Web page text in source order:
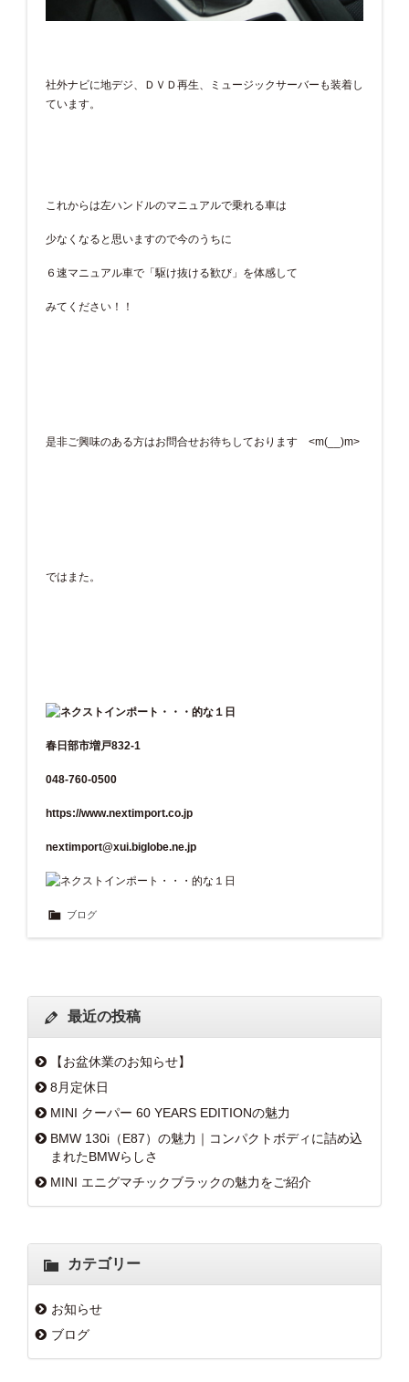
社外ナビに地デジ、ＤＶＤ再生、ミュージックサーバーも装着し
ています。
これからは左ハンドルのマニュアルで乗れる車は
少なくなると思いますので今のうちに
６速マニュアル車で「駆け抜ける歓び」を体感して
みてください！！
是非ご興味のある方はお問合せお待ちしております <m(__)m>
ではまた。
春日部市増戸832-1
048-760-0500
https://www.nextimport.co.jp
nextimport@xui.biglobe.ne.jp
ブログ
最近の投稿
【お盆休業のお知らせ】
8月定休日
MINI クーパー 60 YEARS EDITIONの魅力
BMW 130i（E87）の魅力｜コンパクトボディに詰め込
まれたBMWらしさ
MINI エニグマチックブラックの魅力をご紹介
カテゴリー
お知らせ
ブログ